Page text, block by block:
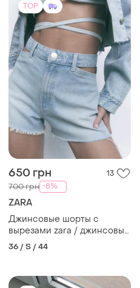
TOP
650 грн 13
700 грн -8%
ZARA
Джинсовые шорты с
вырезами zara / джинсовые
шорты с вырезами зара
36 / S / 44